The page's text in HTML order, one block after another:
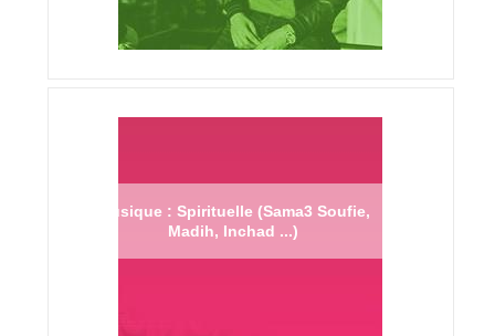
Musique : Spirituelle (Sama3 Soufie,
Madih, Inchad ...)